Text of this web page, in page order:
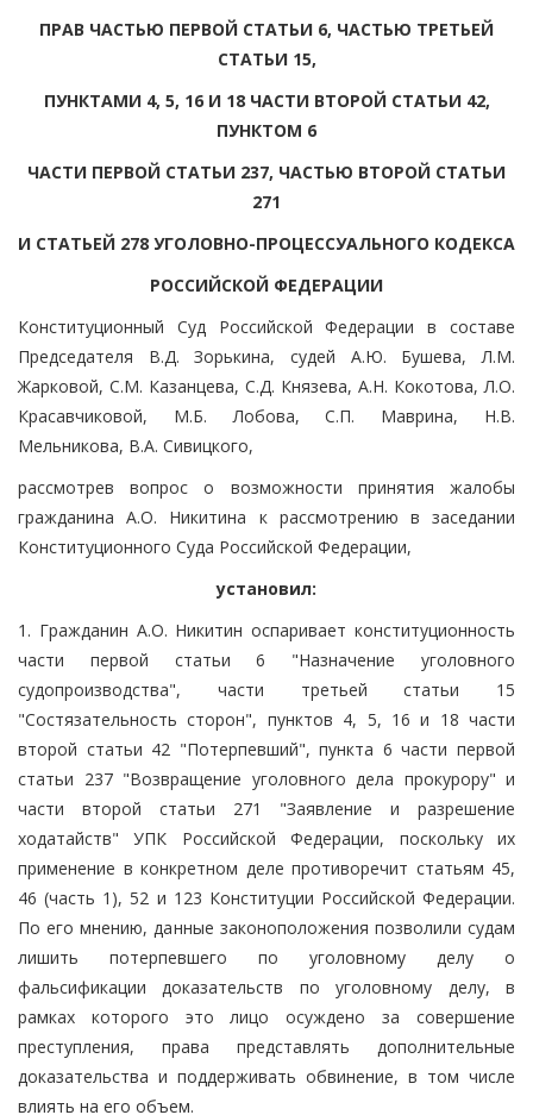
ПРАВ ЧАСТЬЮ ПЕРВОЙ СТАТЬИ 6, ЧАСТЬЮ ТРЕТЬЕЙ
СТАТЬИ 15,
ПУНКТАМИ 4, 5, 16 И 18 ЧАСТИ ВТОРОЙ СТАТЬИ 42,
ПУНКТОМ 6
ЧАСТИ ПЕРВОЙ СТАТЬИ 237, ЧАСТЬЮ ВТОРОЙ СТАТЬИ
271
И СТАТЬЕЙ 278 УГОЛОВНО-ПРОЦЕССУАЛЬНОГО КОДЕКСА
РОССИЙСКОЙ ФЕДЕРАЦИИ
Конституционный Суд Российской Федерации в составе
Председателя В.Д. Зорькина, судей А.Ю. Бушева, Л.М.
Жарковой, С.М. Казанцева, С.Д. Князева, А.Н. Кокотова, Л.О.
Красавчиковой, М.Б. Лобова, С.П. Маврина, Н.В.
Мельникова, В.А. Сивицкого,
рассмотрев вопрос о возможности принятия жалобы
гражданина А.О. Никитина к рассмотрению в заседании
Конституционного Суда Российской Федерации,
установил:
1. Гражданин А.О. Никитин оспаривает конституционность
части первой статьи 6 "Назначение уголовного
судопроизводства", части третьей статьи 15
"Состязательность сторон", пунктов 4, 5, 16 и 18 части
второй статьи 42 "Потерпевший", пункта 6 части первой
статьи 237 "Возвращение уголовного дела прокурору" и
части второй статьи 271 "Заявление и разрешение
ходатайств" УПК Российской Федерации, поскольку их
применение в конкретном деле противоречит статьям 45,
46 (часть 1), 52 и 123 Конституции Российской Федерации.
По его мнению, данные законоположения позволили судам
лишить потерпевшего по уголовному делу о
фальсификации доказательств по уголовному делу, в
рамках которого это лицо осуждено за совершение
преступления, права представлять дополнительные
доказательства и поддерживать обвинение, в том числе
влиять на его объем.